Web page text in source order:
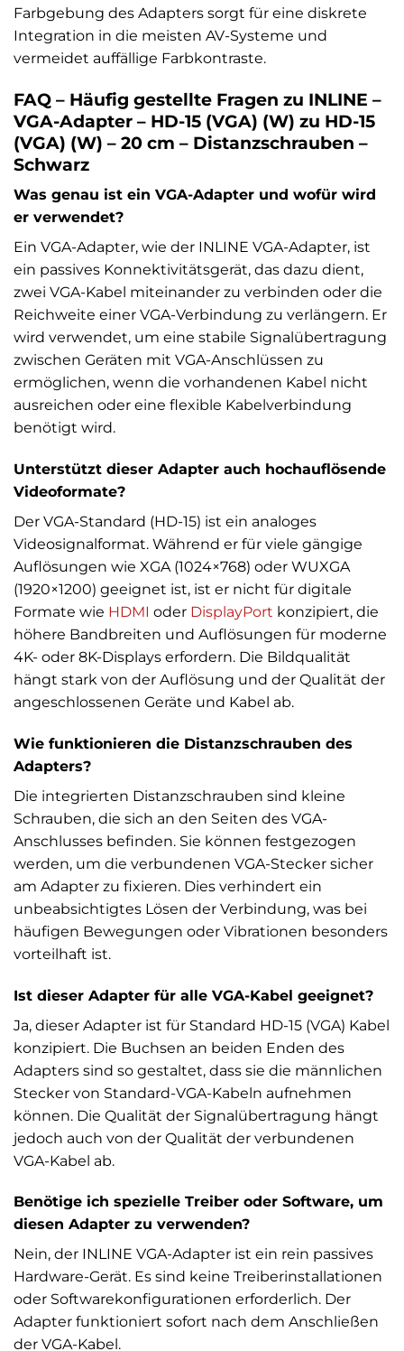
Farbgebung des Adapters sorgt für eine diskrete
Integration in die meisten AV-Systeme und
vermeidet auffällige Farbkontraste.
FAQ – Häufig gestellte Fragen zu INLINE –
VGA-Adapter – HD-15 (VGA) (W) zu HD-15
(VGA) (W) – 20 cm – Distanzschrauben –
Schwarz
Was genau ist ein VGA-Adapter und wofür wird
er verwendet?
Ein VGA-Adapter, wie der INLINE VGA-Adapter, ist
ein passives Konnektivitätsgerät, das dazu dient,
zwei VGA-Kabel miteinander zu verbinden oder die
Reichweite einer VGA-Verbindung zu verlängern. Er
wird verwendet, um eine stabile Signalübertragung
zwischen Geräten mit VGA-Anschlüssen zu
ermöglichen, wenn die vorhandenen Kabel nicht
ausreichen oder eine flexible Kabelverbindung
benötigt wird.
Unterstützt dieser Adapter auch hochauflösende
Videoformate?
Der VGA-Standard (HD-15) ist ein analoges
Videosignalformat. Während er für viele gängige
Auflösungen wie XGA (1024×768) oder WUXGA
(1920×1200) geeignet ist, ist er nicht für digitale
Formate wie HDMI oder DisplayPort konzipiert, die
höhere Bandbreiten und Auflösungen für moderne
4K- oder 8K-Displays erfordern. Die Bildqualität
hängt stark von der Auflösung und der Qualität der
angeschlossenen Geräte und Kabel ab.
Wie funktionieren die Distanzschrauben des
Adapters?
Die integrierten Distanzschrauben sind kleine
Schrauben, die sich an den Seiten des VGA-
Anschlusses befinden. Sie können festgezogen
werden, um die verbundenen VGA-Stecker sicher
am Adapter zu fixieren. Dies verhindert ein
unbeabsichtigtes Lösen der Verbindung, was bei
häufigen Bewegungen oder Vibrationen besonders
vorteilhaft ist.
Ist dieser Adapter für alle VGA-Kabel geeignet?
Ja, dieser Adapter ist für Standard HD-15 (VGA) Kabel
konzipiert. Die Buchsen an beiden Enden des
Adapters sind so gestaltet, dass sie die männlichen
Stecker von Standard-VGA-Kabeln aufnehmen
können. Die Qualität der Signalübertragung hängt
jedoch auch von der Qualität der verbundenen
VGA-Kabel ab.
Benötige ich spezielle Treiber oder Software, um
diesen Adapter zu verwenden?
Nein, der INLINE VGA-Adapter ist ein rein passives
Hardware-Gerät. Es sind keine Treiberinstallationen
oder Softwarekonfigurationen erforderlich. Der
Adapter funktioniert sofort nach dem Anschließen
der VGA-Kabel.